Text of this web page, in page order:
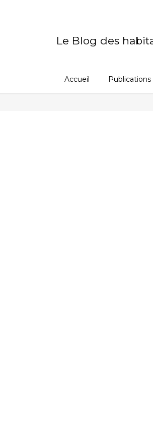
Le Blog des
Accueil Publications